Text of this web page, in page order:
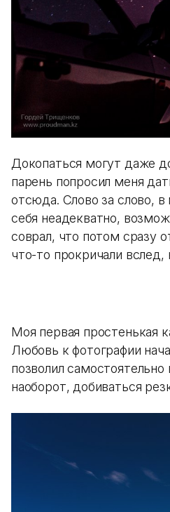
Докопаться могут даже
парень попросил меня
отсюда. Слово за слово,
себя неадекватно,
соврал, что потом сразу
что-то прокричали
Моя первая простенькая
Любовь к фотографии
позволил
наоборот, добиваться